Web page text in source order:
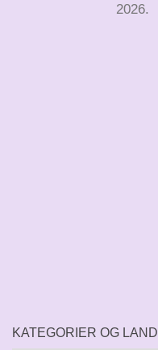
2026.
KATEGORIER OG LAND